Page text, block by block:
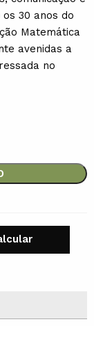
30 anos do
Matemática
avenidas a
no